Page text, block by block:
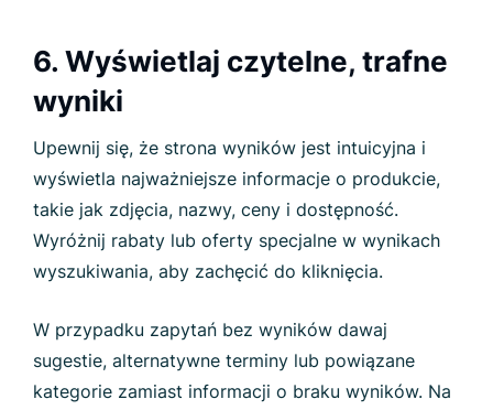
6. Wyświetlaj czytelne, trafne
wyniki
Upewnij się, że strona wyników jest intuicyjna i
wyświetla najważniejsze informacje o produkcie,
takie jak zdjęcia, nazwy, ceny i dostępność.
Wyróżnij rabaty lub oferty specjalne w wynikach
wyszukiwania, aby zachęcić do kliknięcia.
W przypadku zapytań bez wyników dawaj
sugestie, alternatywne terminy lub powiązane
kategorie zamiast informacji o braku wyników. Na